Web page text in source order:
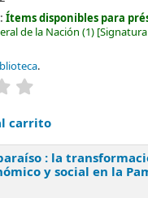
Ítems disponibles para
de la Nación (1)
.
carrito
: la
y social en la